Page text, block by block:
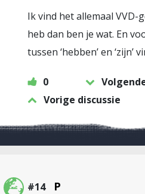
Ik vind het allemaal VVD-
heb dan ben je wat. En
tussen ‘hebben’ en ‘zijn’
0
Vorige discussie
#14 P